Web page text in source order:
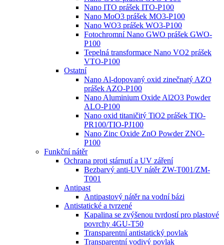
Nano ITO prášek ITO-P100
Nano MoO3 prášek MO3-P100
Nano WO3 prášek WO3-P100
Fotochromní Nano GWO prášek GWO-
P100
Tepelná transformace Nano VO2 prášek
VTO-P100
Ostatní
Nano Al-dopovaný oxid zinečnatý AZO
prášek AZO-P100
Nano Aluminium Oxide Al2O3 Powder
ALO-P100
Nano oxid titaničitý TiO2 prášek TIO-
PR100/TIO-PJ100
Nano Zinc Oxide ZnO Powder ZNO-
P100
Funkční nátěr
Ochrana proti stárnutí a UV záření
Bezbarvý anti-UV nátěr ZW-T001/ZM-
T001
Antipast
Antipastový nátěr na vodní bázi
Antistatické a tvrzené
Kapalina se zvýšenou tvrdostí pro plastové
povrchy 4GU-T50
Transparentní antistatický povlak
Transparentní vodivý povlak